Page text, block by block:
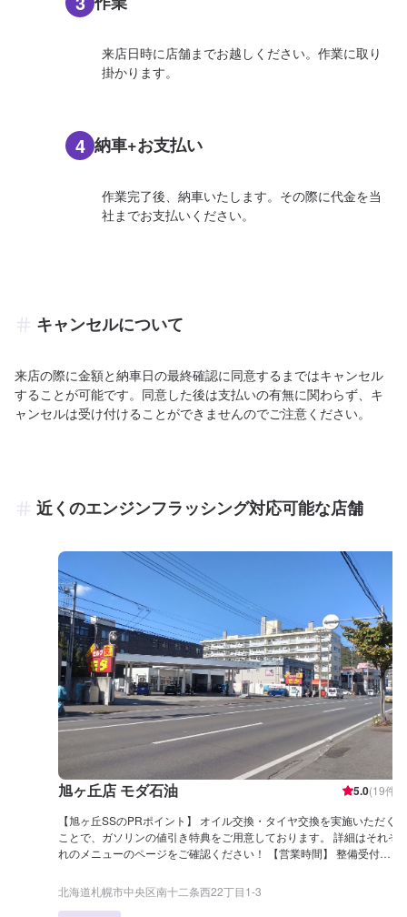
来店日時に店舗までお越しください。作業に取り
掛かります。
4 納車+お支払い
作業完了後、納車いたします。その際に代金を当
社までお支払いください。
キャンセルについて
来店の際に金額と納車日の最終確認に同意するまではキャンセル
することが可能です。同意した後は支払いの有無に関わらず、キ
ャンセルは受け付けることができませんのでご注意ください。
近くのエンジンフラッシング対応可能な店舗
旭ヶ丘店 モダ石油 5.0(19件)
【旭ヶ丘SSのPRポイント】 オイル交換・タイヤ交換を実施いただく
ことで、ガソリンの値引き特典をご用意しております。 詳細はそれぞ
れのメニューのページをご確認ください！ 【営業時間】 整備受付時
幌もいわ山ロープウェイ山麓駅（澄川）方面から環状通（県道453号
線）を円山公園方面へ向かい、交差点を「南34西10」方面へ進むと、
北海道札幌市中央区南十二条西22丁目1-3